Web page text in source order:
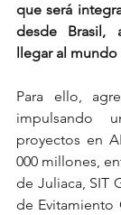
que será
desde Brasil,
llegar al
Para ello,
impulsando
proyectos en
000 millones,
de Juliaca, SIT
de Evitamiento